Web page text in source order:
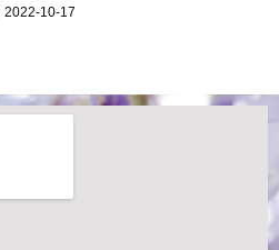
2022-10-17